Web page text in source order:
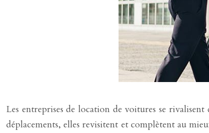
Les entreprises de location de voitures se
déplacements, elles revisitent et complètent au